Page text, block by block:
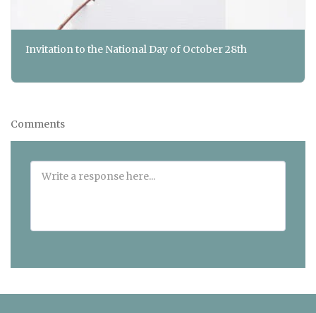
Invitation to the National Day of October 28th
Comments